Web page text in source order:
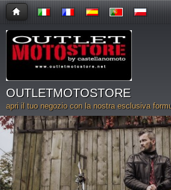
OUTLETMOTOSTORE
apri il tuo negozio con la nostra esclusiva